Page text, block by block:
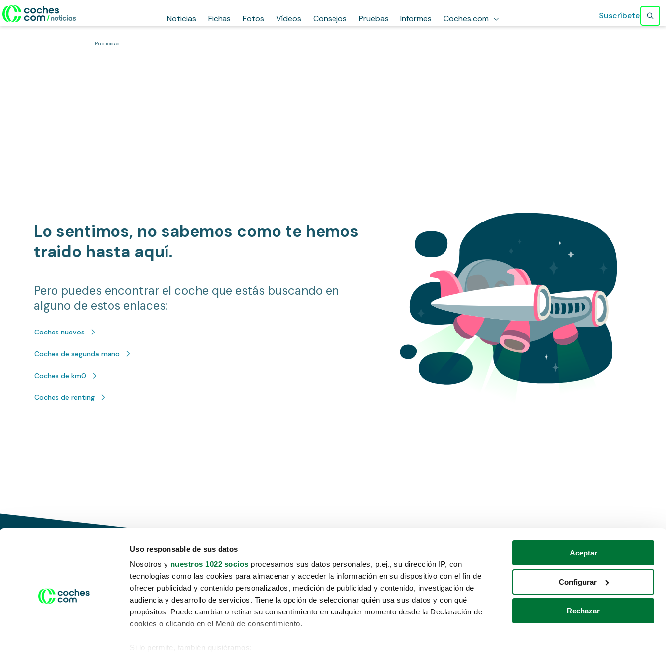
Uso responsable de sus datos
Nosotros y nuestros 1022 socios procesamos sus datos personales, p.ej., su dirección IP, con
tecnologías como las cookies para almacenar y acceder la información en su dispositivo con el fin de
ofrecer publicidad y contenido personalizados, medición de publicidad y contenido, investigación de
audiencia y desarrollo de servicios. Tiene la opción de seleccionar quién usa sus datos y con qué
propósitos. Puede cambiar o retirar su consentimiento en cualquier momento desde la Declaración de
cookies o clicando en el Menú de consentimiento.
Si lo permite, también quisiéramos:
Aceptar
Configurar
Rechazar
Noticias Fichas Fotos Vídeos Consejos Pruebas Informes Coches.com Suscríbete
Publicidad
Lo sentimos, no sabemos como te hemos
traido hasta aquí.
Pero puedes encontrar el coche que estás buscando en
alguno de estos enlaces:
Coches nuevos
Coches de segunda mano
Coches de km0
Coches de renting
Conduce tu futuro,
desata tu movilidad